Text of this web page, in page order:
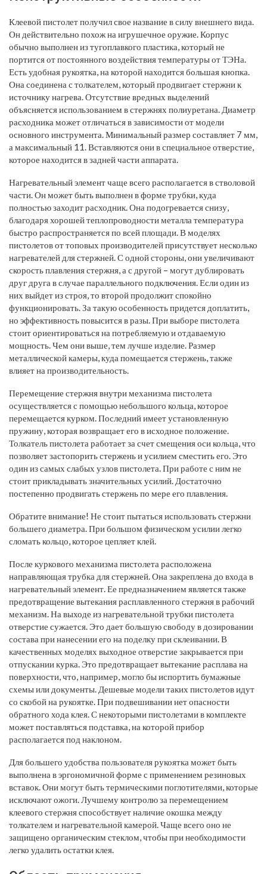
Клеевой пистолет получил свое название в силу внешнего вида.
Он действительно похож на игрушечное оружие. Корпус
обычно выполнен из тугоплавкого пластика, который не
портится от постоянного воздействия температуры от ТЭНа.
Есть удобная рукоятка, на которой находится большая кнопка.
Она соединена с толкателем, который продвигает стержни к
источнику нагрева. Отсутствие вредных выделений
объясняется использованием в стержнях полиуретана. Диаметр
расходника может отличаться в зависимости от модели
основного инструмента. Минимальный размер составляет 7 мм,
а максимальный 11. Вставляются они в специальное отверстие,
которое находится в задней части аппарата.
Нагревательный элемент чаще всего располагается в стволовой
части. Он может быть выполнен в форме трубки, куда
полностью заходит расходник. Она подогревается снизу,
благодаря хорошей теплопроводности металла температура
быстро распространяется по всей площади. В моделях
пистолетов от топовых производителей присутствует несколько
нагревателей для стержней. С одной стороны, они увеличивают
скорость плавления стержня, а с другой – могут дублировать
друг друга в случае параллельного подключения. Если один из
них выйдет из строя, то второй продолжит спокойно
функционировать. За такую особенность придется доплатить,
но эффективность повысится в разы. При выборе пистолета
стоит ориентироваться на потребляемую и отдаваемую
мощность. Чем они выше, тем лучше изделие. Размер
металлической камеры, куда помещается стержень, также
влияет на производительность.
Перемещение стержня внутри механизма пистолета
осуществляется с помощью небольшого кольца, которое
перемещается курком. Последний имеет установленную
пружину, которая возвращает его в исходное положение.
Толкатель пистолета работает за счет смещения оси кольца, что
позволяет застопорить стержень и усилием сместить его. Это
один из самых слабых узлов пистолета. При работе с ним не
стоит прикладывать значительных усилий. Достаточно
постепенно продвигать стержень по мере его плавления.
Обратите внимание! Не стоит пытаться использовать стержни
большего диаметра. При большом физическом усилии легко
сломать кольцо, которое цепляет клей.
После куркового механизма пистолета расположена
направляющая трубка для стержней. Она закреплена до входа в
нагревательный элемент. Ее предназначением является также
предотвращение вытекания расплавленного стержня в рабочий
механизм. На выходе из нагревательной трубки пистолета
отверстие сужается. Это дает большую свободу в дозировании
состава при нанесении его на поделку при склеивании. В
качественных моделях выходное отверстие закрывается при
отпускании курка. Это предотвращает вытекание расплава на
поверхности, что, например, могло бы испортить бумажные
схемы или документы. Дешевые модели таких пистолетов идут
со скобой на рукоятке. При подвешивании нет опасности
обратного хода клея. С некоторыми пистолетами в комплекте
может поставляться подставка, на которой прибор
располагается под наклоном.
Для большего удобства пользователя рукоятка может быть
выполнена в эргономичной форме с применением резиновых
вставок. Они могут быть термическими поглотителями, которые
исключают ожоги. Лучшему контролю за перемещением
клеевого стержня способствует наличие окошка между
толкателем и нагревательной камерой. Чаще всего оно не
защищено органическим стеклом, чтобы при необходимости
легко удалить остатки клея.